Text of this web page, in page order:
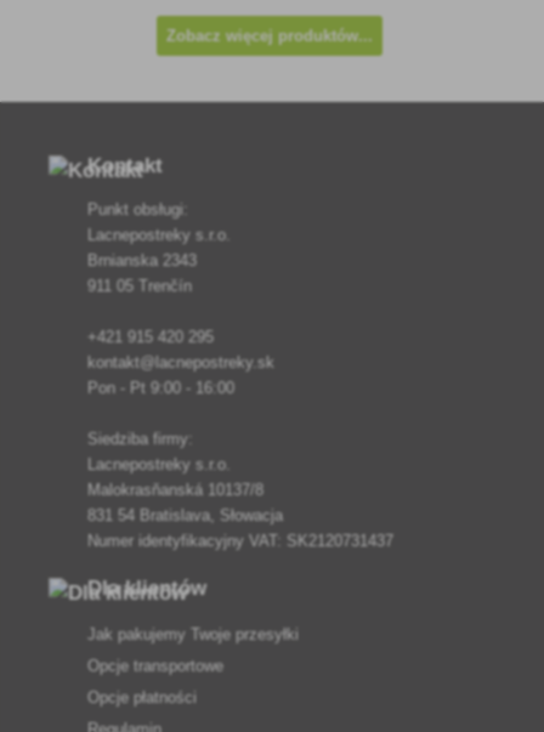
Zobacz więcej produktów...
Kontakt
Punkt obsługi:
Lacnepostreky s.r.o.
Brnianska 2343
911 05 Trenčín
+421 915 420 295
kontakt@lacnepostreky.sk
Pon - Pt 9:00 - 16:00
Siedziba firmy:
Lacnepostreky s.r.o.
Malokrasňanská 10137/8
831 54 Bratislava, Słowacja
Numer identyfikacyjny VAT: SK2120731437
Dla klientów
Jak pakujemy Twoje przesyłki
Opcje transportowe
Opcje płatności